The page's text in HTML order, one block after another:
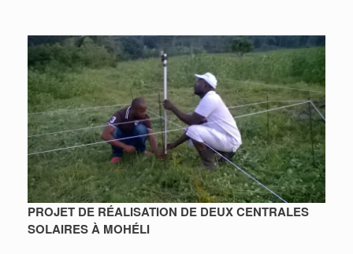
PROJET DE RÉALISATION DE DEUX CENTRALES
SOLAIRES À MOHÉLI